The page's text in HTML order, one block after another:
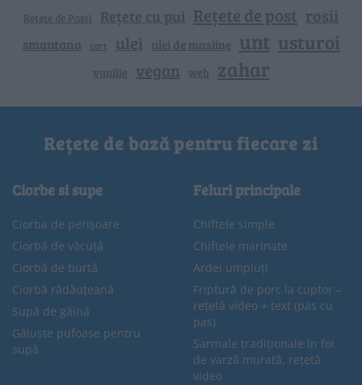
Retete de Pasti Rețete cu pui Rețete de post rosii
smantana tort ulei ulei de masline unt usturoi
vanilie vegan web zahar
Rețete de bază pentru fiecare zi
Ciorbe si supe
Ciorba de perișoare
Ciorbă de văcuță
Ciorbă de burtă
Ciorbă rădăuțeană
Supă de găină
Găluște pufoase pentru
supă
Feluri principale
Chiftele simple
Chiftele marinate
Ardei umpluți
Friptură de porc la cuptor –
rețetă video + text (pas cu
pas)
Sarmale tradiționale în foi
de varză murată, rețetă
video